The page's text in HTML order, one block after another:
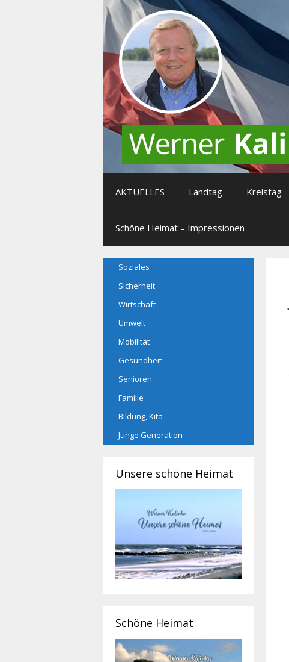
AKTUELLES Landtag Kreistag
Schöne Heimat – Impressionen
Soziales
Sicherheit
Wirtschaft
Umwelt
Mobilität
Gesundheit
Senioren
Familie
Bildung, Kita
Junge Generation
Unsere schöne Heimat
Schöne Heimat